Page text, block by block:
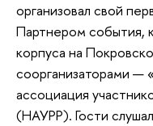
организовал свой
Партнером события,
корпуса на
соорганизаторами —
ассоциация
(НАУРР). Гости